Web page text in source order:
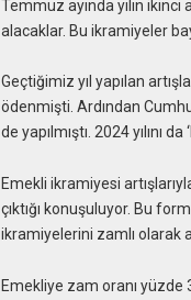
Temmuz ayında yılın
alacaklar. Bu ikramiyeler
Geçtiğimiz yıl yapılan
ödenmişti. Ardından
de yapılmıştı. 2024 yılını
Emekli ikramiyesi
çıktığı konuşuluyor. Bu
ikramiyelerini zamlı olarak
Emekliye zam oranı yüzde